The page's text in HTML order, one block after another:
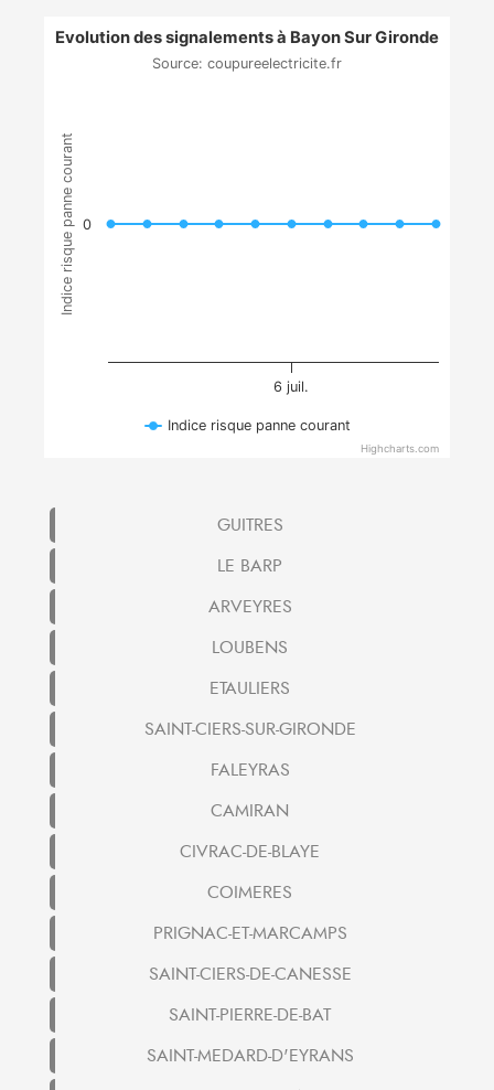
Indice risque panne courant
Evolution des signalements à Bayon Sur Gironde
Source: coupureelectricite.fr
6 juil.
0
Indice risque panne courant
Highcharts.com
GUITRES
LE BARP
ARVEYRES
LOUBENS
ETAULIERS
SAINT-CIERS-SUR-GIRONDE
FALEYRAS
CAMIRAN
CIVRAC-DE-BLAYE
COIMERES
PRIGNAC-ET-MARCAMPS
SAINT-CIERS-DE-CANESSE
SAINT-PIERRE-DE-BAT
SAINT-MEDARD-D'EYRANS